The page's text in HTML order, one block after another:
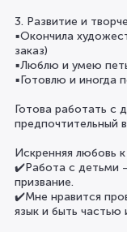
3. Развитие и
▪️Окончила
заказ)
▪️Люблю и умею
▪️Готовлю и иногда
Готова работать с
предпочтительный
Искренняя любовь
✔️Работа с детьми
призвание.
✔️Мне нравится
язык и быть частью